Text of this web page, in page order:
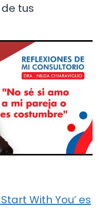
tus
With You’ es